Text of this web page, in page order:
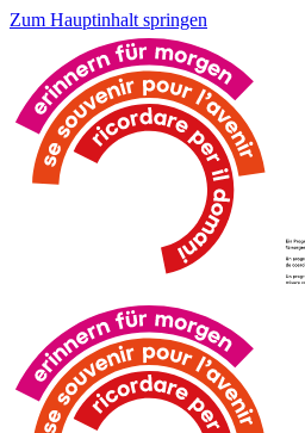
Zum Hauptinhalt springen